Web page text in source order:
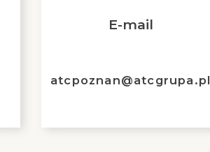
E-mail
atcpoznan@atcgrupa.pl